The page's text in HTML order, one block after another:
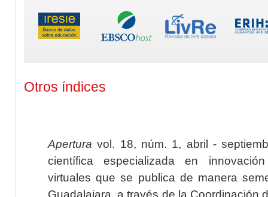
Otros índices
Apertura vol. 18, núm. 1, abril -
científica especializada en
virtuales que se publica de manera
Guadalajara, a través de la Coordinación